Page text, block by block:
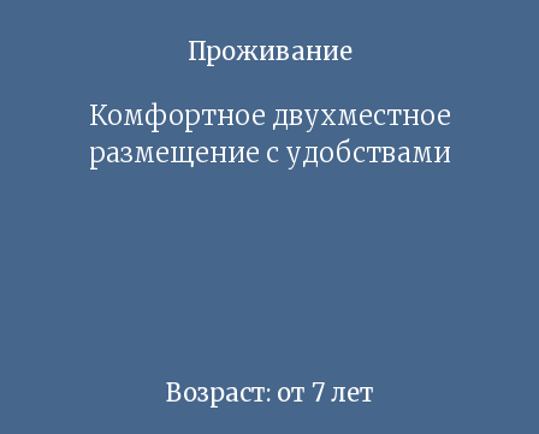
Проживание
Комфортное двухместное
размещение с удобствами
Возраст: от 7 лет